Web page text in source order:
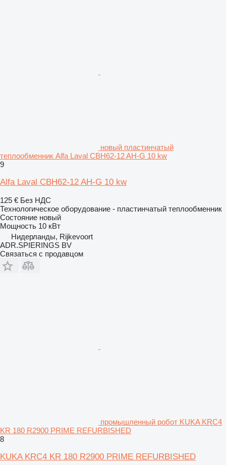
новый пластинчатый
теплообменник Alfa Laval CBH62-12 AH-G 10 kw
9
Alfa Laval CBH62-12 AH-G 10 kw
125 € Без НДС
Технологическое оборудование - пластинчатый теплообменник
Состояние новый
Мощность 10 кВт
Нидерланды, Rijkevoort
ADR.SPIERINGS BV
Связаться с продавцом
промышленный робот KUKA KRC4
KR 180 R2900 PRIME REFURBISHED
8
KUKA KRC4 KR 180 R2900 PRIME REFURBISHED